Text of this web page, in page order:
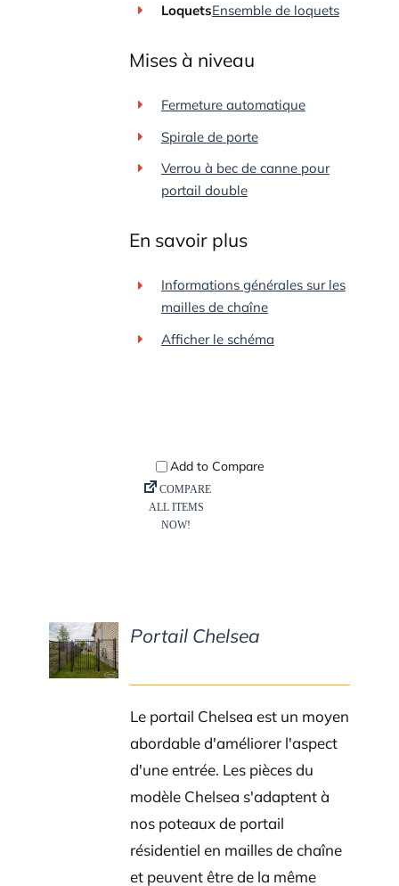
LoquetsEnsemble de loquets
Mises à niveau
Fermeture automatique
Spirale de porte
Verrou à bec de canne pour
portail double
En savoir plus
Informations générales sur les
mailles de chaîne
Afficher le schéma
DETAILS
Portail Chelsea
Le portail Chelsea est un moyen
abordable d'améliorer l'aspect
d'une entrée. Les pièces du
modèle Chelsea s'adaptent à
nos poteaux de portail
résidentiel en mailles de chaîne
et peuvent être de la même